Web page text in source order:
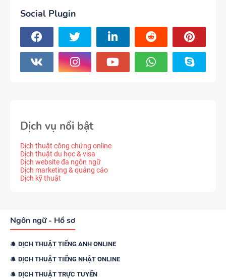
Social Plugin
Dịch vụ nổi bật
Dịch thuật công chứng online
Dịch thuật du học & visa
Dịch website đa ngôn ngữ
Dịch marketing & quảng cáo
Dịch kỹ thuật
Ngôn ngữ - Hồ sơ
DỊCH THUẬT TIẾNG ANH ONLINE
DỊCH THUẬT TIẾNG NHẬT ONLINE
DỊCH THUẬT TRỰC TUYẾN